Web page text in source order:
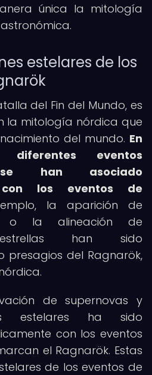
única la mitología
estelares de los
del Fin del Mundo, es
la mitología nórdica que
del mundo. En
diferentes eventos
se han asociado
con los eventos de
la aparición de
o la alineación de
estrellas han sido
presagios del Ragnarök,
de supernovas y
estelares ha sido
con los eventos
el Ragnarök. Estas
de los eventos de